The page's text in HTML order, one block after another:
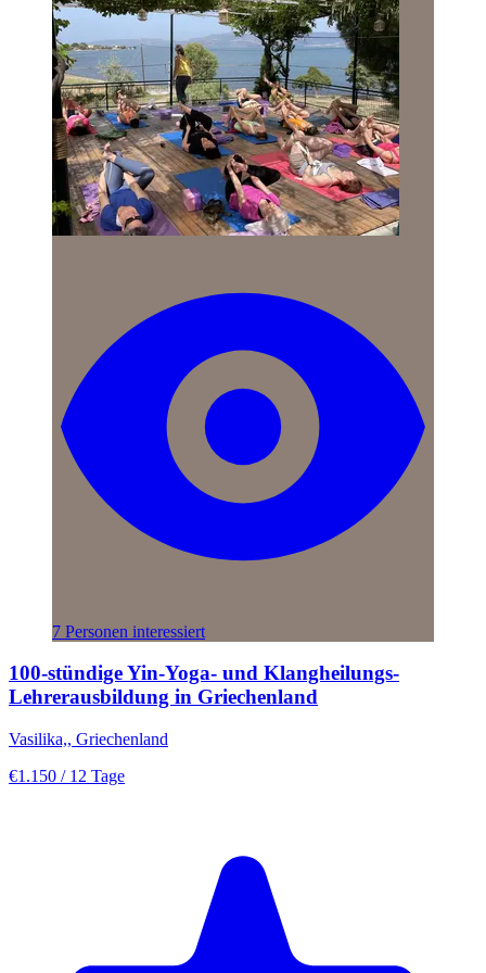
7 Personen interessiert
100-stündige Yin-Yoga- und Klangheilungs-
Lehrerausbildung in Griechenland
Vasilika,, Griechenland
€1.150 / 12 Tage